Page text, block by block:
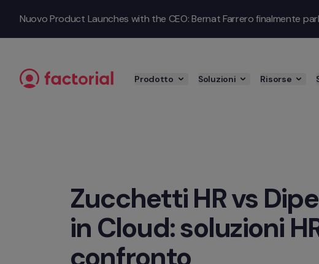
Nuovo Product Launches with the CEO: Bernat Farrero finalmente
Prodotto Soluzioni Risorse
Zucchetti HR vs
in Cloud: soluzioni